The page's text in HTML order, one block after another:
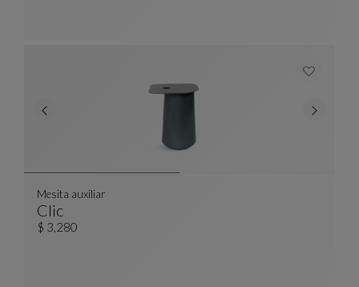
Clic
Mesita Auxiliar
Ver Descripción Completa
Mesita auxiliar
$ 3,280